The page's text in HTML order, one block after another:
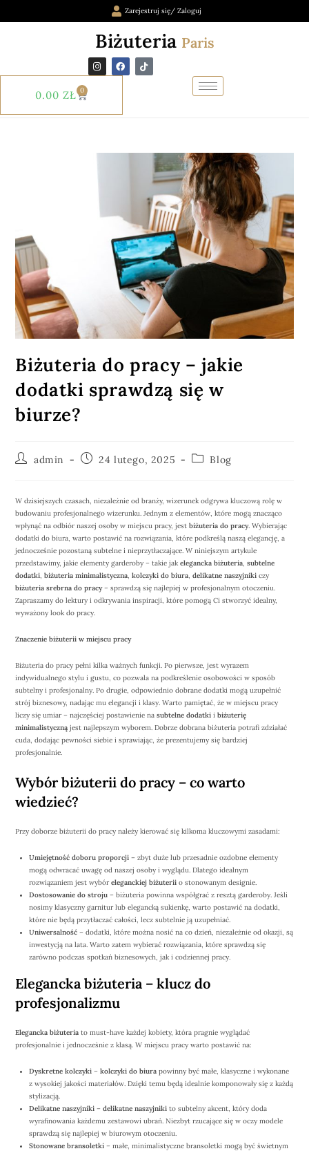
Zarejestruj się/ Zaloguj
Biżuteria Paris
0.00 ZŁ 0
Biżuteria do pracy – jakie
dodatki sprawdzą się w
biurze?
admin 24 lutego, 2025 Blog
W dzisiejszych czasach, niezależnie od branży, wizerunek odgrywa kluczową rolę w
budowaniu profesjonalnego wizerunku. Jednym z elementów, które mogą znacząco
wpłynąć na odbiór naszej osoby w miejscu pracy, jestbiżuteria do pracy. Wybierając
dodatki do biura, warto postawić na rozwiązania, które podkreślą naszą elegancję, a
jednocześnie pozostaną subtelne i nieprzytłaczające. W niniejszym artykule
przedstawimy, jakie elementy garderoby – takie jakelegancka biżuteria,subtelne
dodatki,biżuteria minimalistyczna,kolczyki do biura,delikatne naszyjniki czy
biżuteria srebrna do pracy– sprawdzą się najlepiej w profesjonalnym otoczeniu.
Zapraszamy do lektury i odkrywania inspiracji, które pomogą Ci stworzyć idealny,
wyważony look do pracy.
Znaczenie biżuterii w miejscu pracy
Biżuteria do pracy pełni kilka ważnych funkcji. Po pierwsze, jest wyrazem
indywidualnego stylu i gustu, co pozwala na podkreślenie osobowości w sposób
subtelny i profesjonalny. Po drugie, odpowiednio dobrane dodatki mogą uzupełnić
strój biznesowy, nadając mu elegancji i klasy. Warto pamiętać, że w miejscu pracy
liczy się umiar – najczęściej postawienie nasubtelne dodatki ibiżuterię
minimalistyczną jest najlepszym wyborem. Dobrze dobrana biżuteria potrafi zdziałać
cuda, dodając pewności siebie i sprawiając, że prezentujemy się bardziej
profesjonalnie.
Wybór biżuterii do pracy – co warto
wiedzieć?
Przy doborze biżuterii do pracy należy kierować się kilkoma kluczowymi zasadami:
Umiejętność doboru proporcji – zbyt duże lub przesadnie ozdobne elementy
mogą odwracać uwagę od naszej osoby i wyglądu. Dlatego idealnym
rozwiązaniem jest wybóreleganckiej biżuterii o stonowanym designie.
Dostosowanie do stroju – biżuteria powinna współgrać z resztą garderoby. Jeśli
nosimy klasyczny garnitur lub elegancką sukienkę, warto postawić na dodatki,
które nie będą przytłaczać całości, lecz subtelnie ją uzupełniać.
Uniwersalność – dodatki, które można nosić na co dzień, niezależnie od okazji, są
inwestycją na lata. Warto zatem wybierać rozwiązania, które sprawdzą się
zarówno podczas spotkań biznesowych, jak i codziennej pracy.
Elegancka biżuteria – klucz do
profesjonalizmu
Elegancka biżuteria to must-have każdej kobiety, która pragnie wyglądać
profesjonalnie i jednocześnie z klasą. W miejscu pracy warto postawić na:
Dyskretne kolczyki –kolczyki do biura powinny być małe, klasyczne i wykonane
z wysokiej jakości materiałów. Dzięki temu będą idealnie komponowały się z każdą
stylizacją.
Delikatne naszyjniki –delikatne naszyjniki to subtelny akcent, który doda
wyrafinowania każdemu zestawowi ubrań. Niezbyt rzucające się w oczy modele
sprawdzą się najlepiej w biurowym otoczeniu.
Stonowane bransoletki – małe, minimalistyczne bransoletki mogą być świetnym